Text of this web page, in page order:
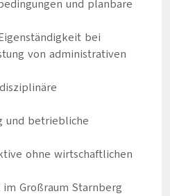
und planbare
bei
von administrativen
und betriebliche
ohne wirtschaftlichen
Großraum Starnberg